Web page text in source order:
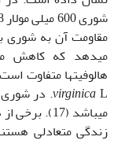
مقاومت آن به شوری
می­دهد که کاهش
هالوفیت­ها متفاوت
virginica
می­باشد
زندگی متعادلی